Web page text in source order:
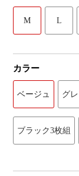
M L
カラー
ベージュ グ
ブラック3枚組